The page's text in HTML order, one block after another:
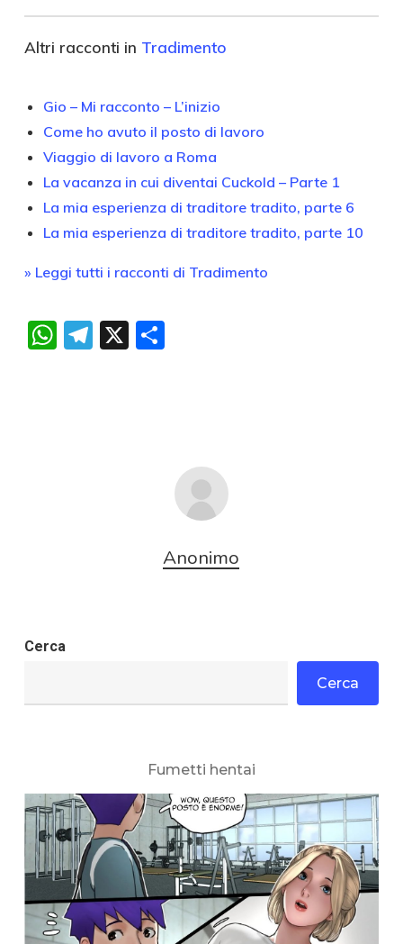
Altri racconti in Tradimento
Gio – Mi racconto – L’inizio
Come ho avuto il posto di lavoro
Viaggio di lavoro a Roma
La vacanza in cui diventai Cuckold – Parte 1
La mia esperienza di traditore tradito, parte 6
La mia esperienza di traditore tradito, parte 10
» Leggi tutti i racconti di Tradimento
WhatsApp
Telegram
X Condividi
Anonimo
Cerca
Cerca
Fumetti hentai